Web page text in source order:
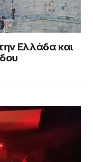
Ελλάδα και